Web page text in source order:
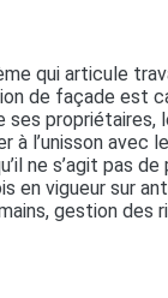
qui articule
de façade est
ses propriétaires,
à l’unisson avec
ne s’agit pas
en vigueur sur
gestion des